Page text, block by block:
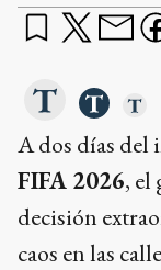
A dos días del
FIFA 2026, el
decisión
caos en las